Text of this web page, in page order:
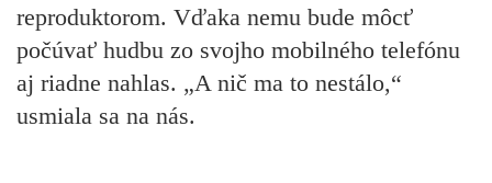
reproduktorom. Vďaka nemu bude môcť
počúvať hudbu zo svojho mobilného telefónu
aj riadne nahlas. „A nič ma to nestálo,“
usmiala sa na nás.